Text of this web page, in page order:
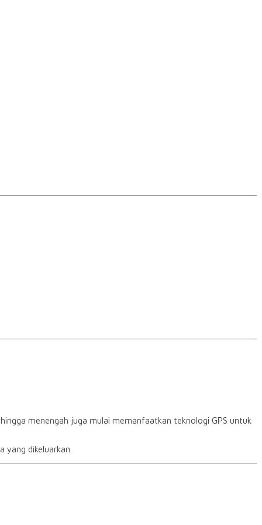
menengah juga mulai memanfaatkan teknologi GPS untuk
yang dikeluarkan.